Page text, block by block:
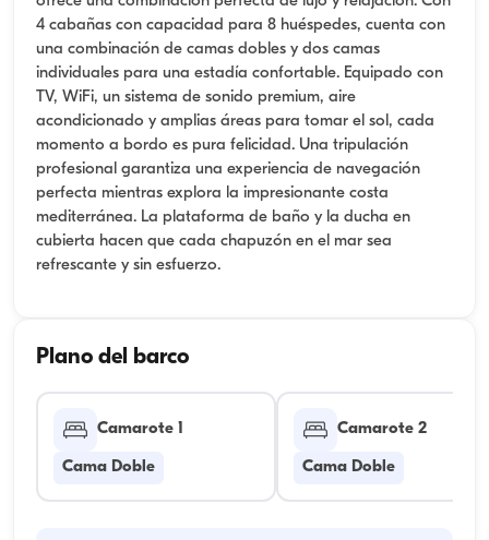
4 cabañas con capacidad para 8 huéspedes, cuenta con
una combinación de camas dobles y dos camas
individuales para una estadía confortable. Equipado con
TV, WiFi, un sistema de sonido premium, aire
acondicionado y amplias áreas para tomar el sol, cada
momento a bordo es pura felicidad. Una tripulación
profesional garantiza una experiencia de navegación
perfecta mientras explora la impresionante costa
mediterránea. La plataforma de baño y la ducha en
cubierta hacen que cada chapuzón en el mar sea
refrescante y sin esfuerzo.
Plano del barco
Camarote 1
Cama Doble
Camarote 2
Cama Doble